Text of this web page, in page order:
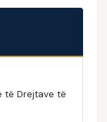
të Drejtave të